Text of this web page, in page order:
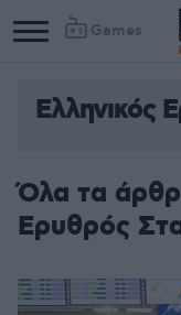
Games
Ελληνικός
Όλα τα
Ερυθρός